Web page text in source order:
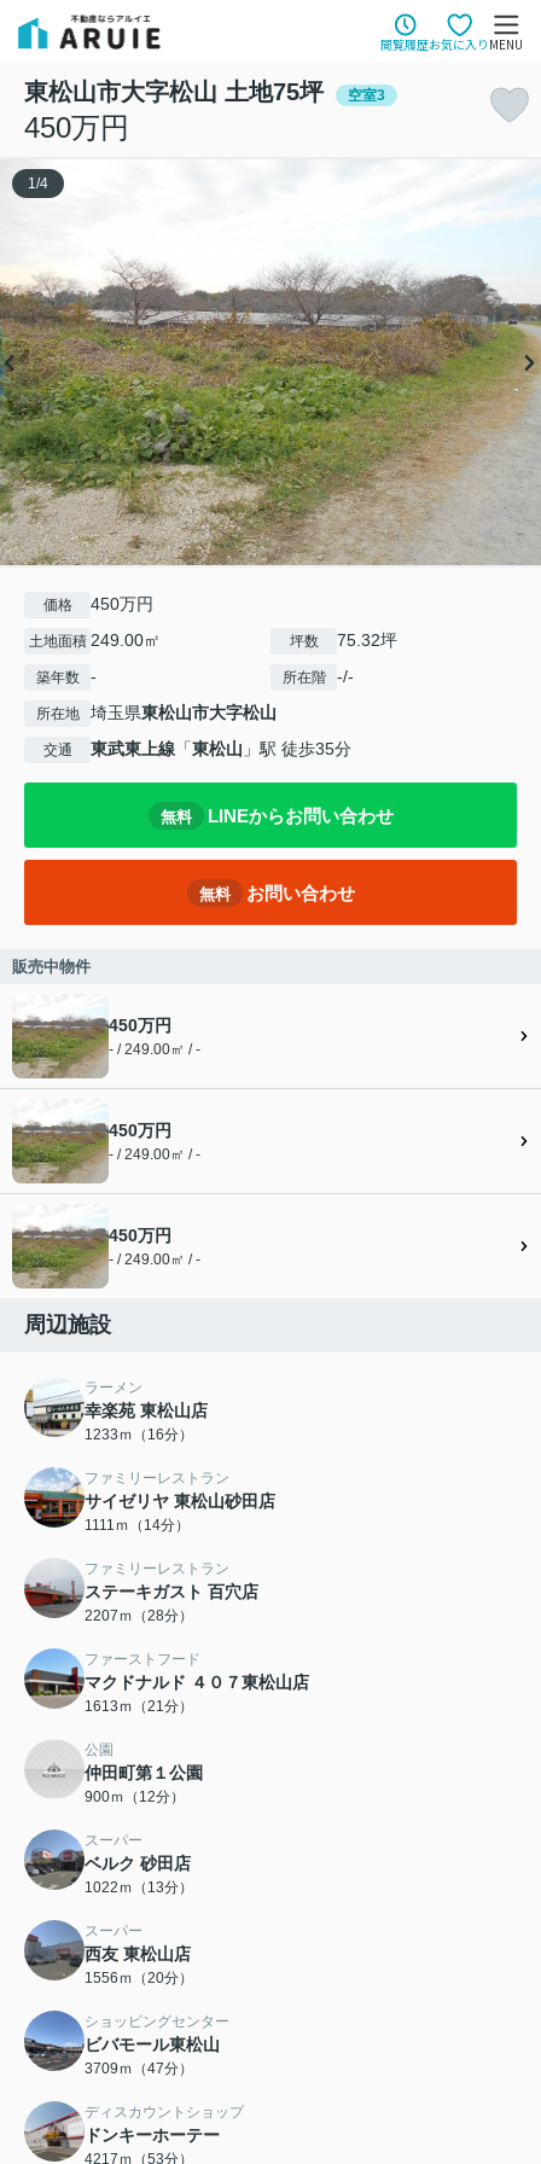
閲覧履歴お気に入り MENU
東松山市大字松山 土地75坪 空室3
450万円
1/4
価格 450万円
土地面積 249.00㎡ 坪数 75.32坪
築年数 - 所在階 -/-
所在地 埼玉県東松山市大字松山
交通 東武東上線 「東松山 」駅 徒歩35分
無料 LINEからお問い合わせ
無料 お問い合わせ
販売中物件
450万円
- / 249.00㎡ / -
450万円
- / 249.00㎡ / -
450万円
- / 249.00㎡ / -
周辺施設
ラーメン
幸楽苑 東松山店
1233ｍ（16分）
ファミリーレストラン
サイゼリヤ 東松山砂田店
1111ｍ（14分）
ファミリーレストラン
ステーキガスト 百穴店
2207ｍ（28分）
ファーストフード
マクドナルド ４０７東松山店
1613ｍ（21分）
公園
仲田町第１公園
900ｍ（12分）
スーパー
ベルク 砂田店
1022ｍ（13分）
スーパー
西友 東松山店
1556ｍ（20分）
ショッピングセンター
ビバモール東松山
3709ｍ（47分）
ディスカウントショップ
ドンキーホーテー
4217ｍ（53分）